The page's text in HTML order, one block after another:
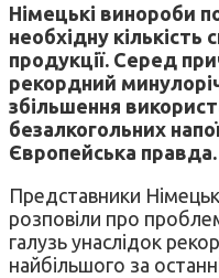
Німецькі винороби
необхідну кількість
продукції. Серед
рекордний
збільшення
безалкогольних
Європейська правда.
Представники
розповіли про
галузь унаслідок
найбільшого за